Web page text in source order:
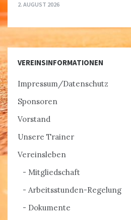
2. AUGUST 2026
VEREINSINFORMATIONEN
Impressum/Datenschutz
Sponsoren
Vorstand
Unsere Trainer
Vereinsleben
Mitgliedschaft
Arbeitsstunden-Regelung
Dokumente